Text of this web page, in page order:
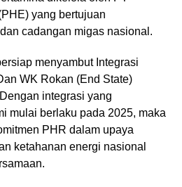
yang bertujuan
cadangan migas nasional.
menyambut Integrasi
WK Rokan (End State)
integrasi yang
mulai berlaku pada 2025, maka
PHR dalam upaya
ketahanan energi nasional